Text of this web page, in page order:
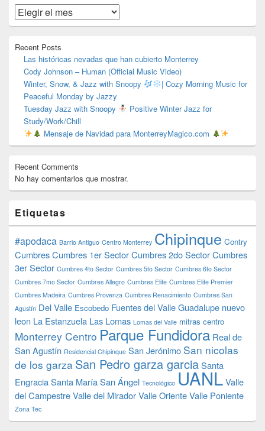
widget
barra
lateral
Archivos
Recent Posts
Las históricas nevadas que han cubierto Monterrey
Cody Johnson – Human (Official Music Video)
Winter, Snow, & Jazz with Snoopy
| Cozy Morning Music for
Peaceful Monday by Jazzy
Tuesday Jazz with Snoopy
Positive Winter Jazz for
Study/Work/Chill
Mensaje de Navidad para MonterreyMagico.com
Recent Comments
No hay comentarios que mostrar.
Etiquetas
#apodaca Barrio Antiguo Centro Monterrey Chipinque Contry
CumbresCumbres 1er SectorCumbres 2do SectorCumbres
3er Sector Cumbres 4to Sector Cumbres 5to Sector Cumbres 6to Sector
Cumbres 7mo Sector Cumbres Allegro Cumbres Elite Cumbres Elite Premier
Cumbres Madeira Cumbres Provenza Cumbres Renacimiento Cumbres San
Agustín Del Valle Escobedo Fuentes del ValleGuadalupe nuevo
leon La Estanzuela Las Lomas Lomas del Valle mitras centro
Monterrey Centro Parque Fundidora Real de
San Agustín Residencial Chipinque San Jerónimo San nicolas
de los garza San Pedro garza garciaSanta
EngraciaSanta MaríaSan Ángel Tecnológico UANLValle
del CampestreValle del MiradorValle OrienteValle Poniente
Zona Tec